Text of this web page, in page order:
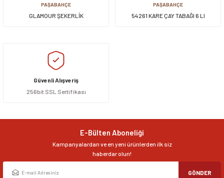
PAŞABAHÇE
GLAMOUR ŞEKERLİK
PAŞABAHÇE
54261 KARE ÇAY TABAĞI 6 LI
Güvenli Alışveriş
256bit SSL Sertifikası
E-Bülten Aboneliği
Kampanyalardan ve en yeni ürünlerden ilk siz
haberdar olun!
GÖNDER